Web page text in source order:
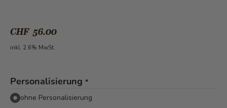
CHF 56.00
inkl. 2.6% MwSt.
Personalisierung *
ohne Personalisierung